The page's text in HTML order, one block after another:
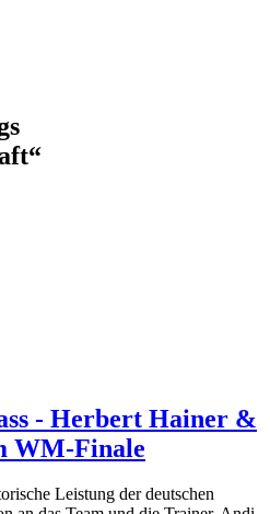
- Herbert Hainer &
WM-Finale
Leistung der deutschen